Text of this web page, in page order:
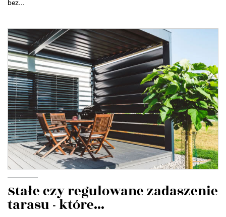
bez...
Stałe czy regulowane zadaszenie
tarasu - które...